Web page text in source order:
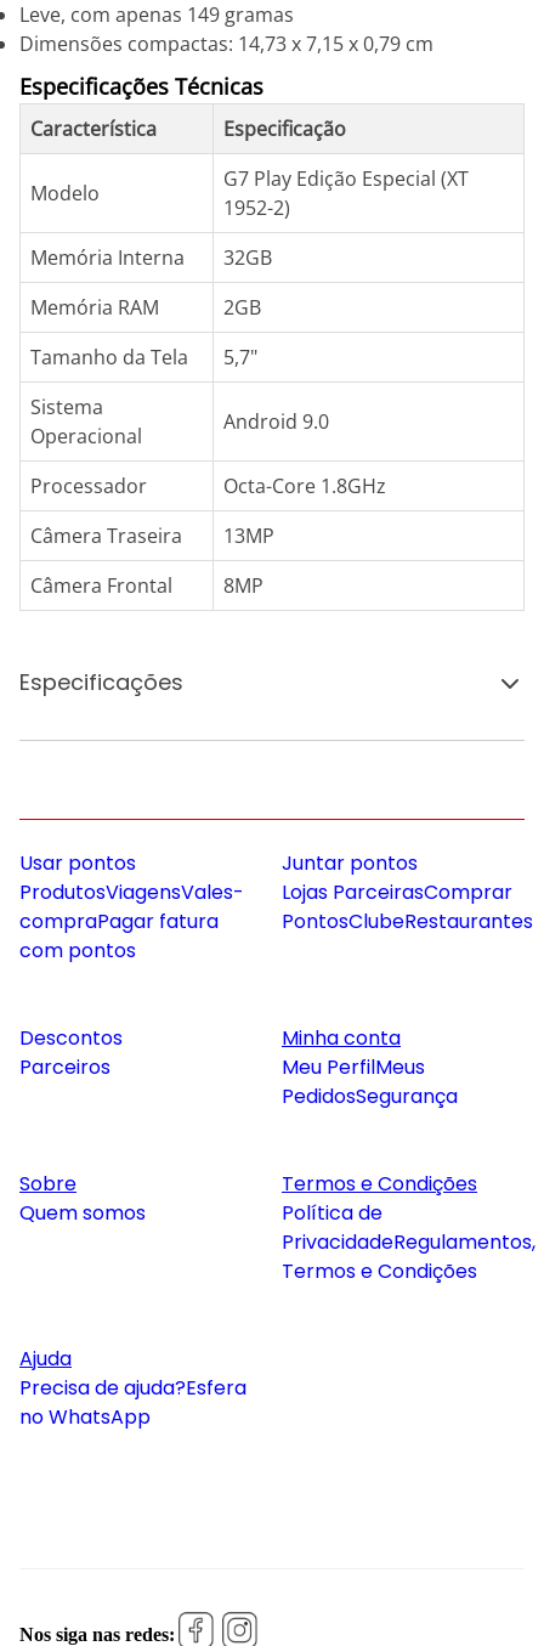
Leve, com apenas 149 gramas
Dimensões compactas: 14,73 x 7,15 x 0,79 cm
Especificações Técnicas
Característica Especificação
Modelo
G7 Play Edição Especial (XT
1952-2)
Memória Interna
32GB
Memória RAM
2GB
Tamanho da Tela
5,7"
Sistema
Operacional
Android 9.0
Processador
Octa-Core 1.8GHz
Câmera Traseira
13MP
Câmera Frontal
8MP
Especificações
Usar pontos
ProdutosViagensVales-
compraPagar fatura
com pontos
Juntar pontos
Lojas ParceirasComprar
PontosClubeRestaurantes
Descontos
Parceiros
Minha conta
Meu PerfilMeus
PedidosSegurança
Sobre
Quem somos
Termos e Condições
Política de
PrivacidadeRegulamentos,
Termos e Condições
Ajuda
Precisa de ajuda?Esfera
no WhatsApp
Nos siga nas redes: